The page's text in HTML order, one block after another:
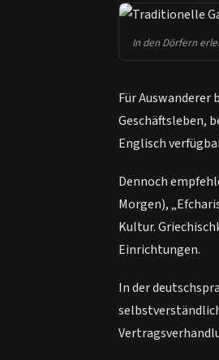
In den Dörfern
Für
Geschäftsleben,
Englisch
Dennoch
Morgen),
Kultur.
Einrichtungen.
In der